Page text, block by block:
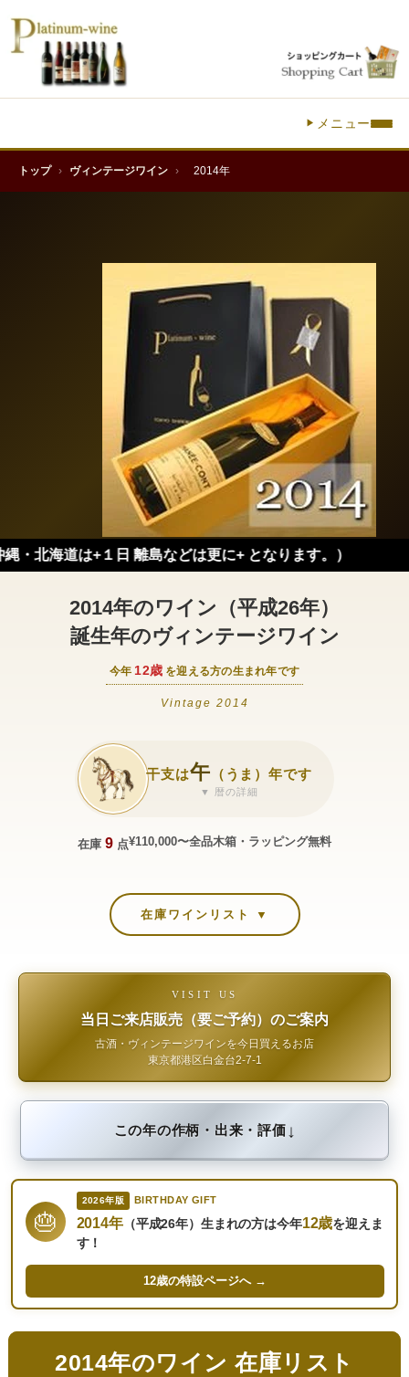
メニュー
トップ › ヴィンテージワイン › 2014年
+１日 離島などは更に+ となります。）
2014年のワイン（平成26年）
誕生年のヴィンテージワイン
今年 12歳 を迎える方の生まれ年です
Vintage 2014
干支は午 （うま）年です
▼ 暦の詳細
在庫 9 点¥110,000〜全品木箱・ラッピング無料
在庫ワインリスト ▼
VISIT US
当日ご来店販売（要ご予約）のご案内
古酒・ヴィンテージワインを今日買えるお店
東京都港区白金台2-7-1
この年の作柄・出来・評価↓
🎂
2026年版 BIRTHDAY GIFT
2014年（平成26年）生まれの方は今年12歳を迎えま
す！
12歳の特設ページへ →
2014年のワイン 在庫リスト